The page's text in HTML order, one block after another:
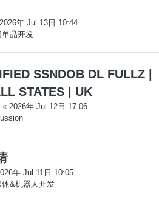
2026年 Jul 13日 10:44
品开发
SSNDOB DL FULLZ |
STATES | UK
« 2026年 Jul 12日 17:06
年 Jul 11日 10:05
&机器人开发